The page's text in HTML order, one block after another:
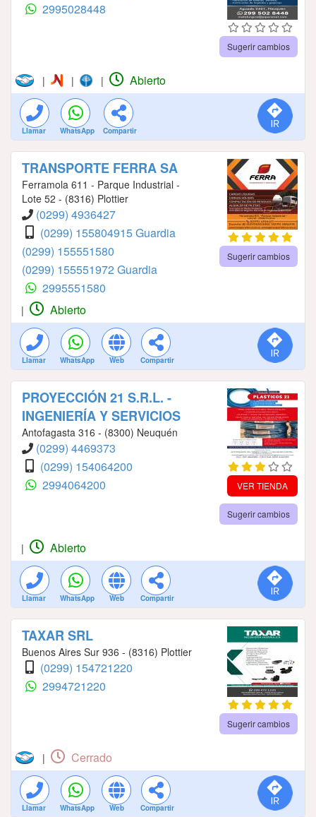
2995028448
Sugerir cambios
| | | Abierto
Llamar WhatsApp Compartir
TRANSPORTE FERRA SA
Ferramola 611 - Parque Industrial -
Lote 52 - (8316) Plottier
(0299) 4936427
(0299) 155804915 Guardia
(0299) 155551580
(0299) 155551972 Guardia
2995551580
Sugerir cambios
| Abierto
Llamar WhatsApp Web Compartir
PROYECCIÓN 21 S.R.L. -
INGENIERÍA Y SERVICIOS
Antofagasta 316 - (8300) Neuquén
(0299) 4469373
(0299) 154064200
2994064200
VER TIENDA
Sugerir cambios
| Abierto
Llamar WhatsApp Web Compartir
TAXAR SRL
Buenos Aires Sur 936 - (8316) Plottier
(0299) 154721220
2994721220
Sugerir cambios
| Cerrado
Llamar WhatsApp Web Compartir